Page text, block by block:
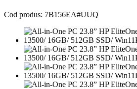
Cod produs: 7B156EA#UUQ